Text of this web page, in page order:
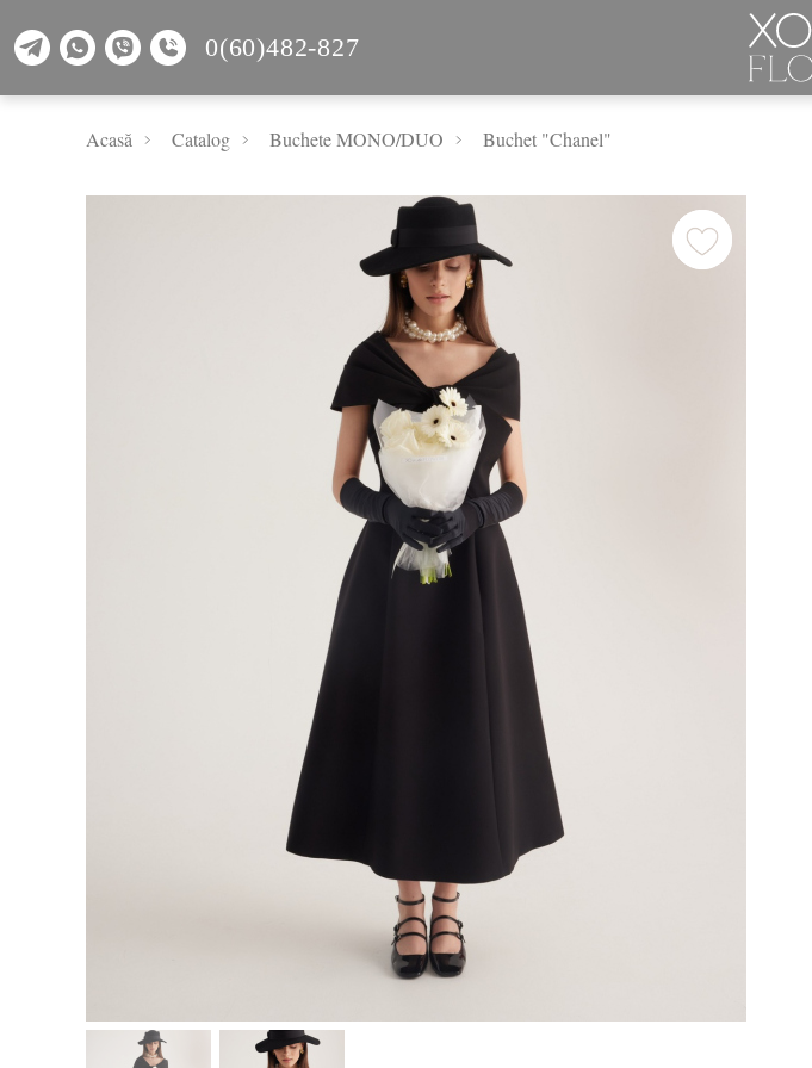
0(60)482-827
Acasă Catalog Buchete MONO/DUO Buchet "Chanel"